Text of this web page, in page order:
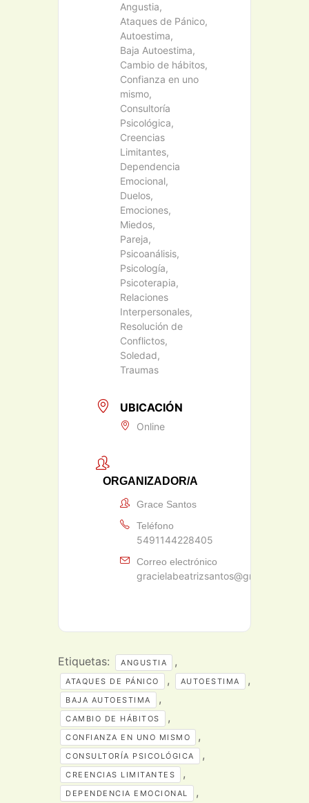
Angustia,
Ataques de Pánico,
Autoestima,
Baja Autoestima,
Cambio de hábitos,
Confianza en uno
mismo,
Consultoría
Psicológica,
Creencias
Limitantes,
Dependencia
Emocional,
Duelos,
Emociones,
Miedos,
Pareja,
Psicoanálisis,
Psicología,
Psicoterapia,
Relaciones
Interpersonales,
Resolución de
Conflictos,
Soledad,
Traumas
UBICACIÓN
Online
ORGANIZADOR/A
Grace Santos
Teléfono
5491144228405
Correo electrónico
gracielabeatrizsantos@gmail.com
Etiquetas: ANGUSTIA ,
ATAQUES DE PÁNICO , AUTOESTIMA ,
BAJA AUTOESTIMA ,
CAMBIO DE HÁBITOS ,
CONFIANZA EN UNO MISMO ,
CONSULTORÍA PSICOLÓGICA ,
CREENCIAS LIMITANTES ,
DEPENDENCIA EMOCIONAL ,